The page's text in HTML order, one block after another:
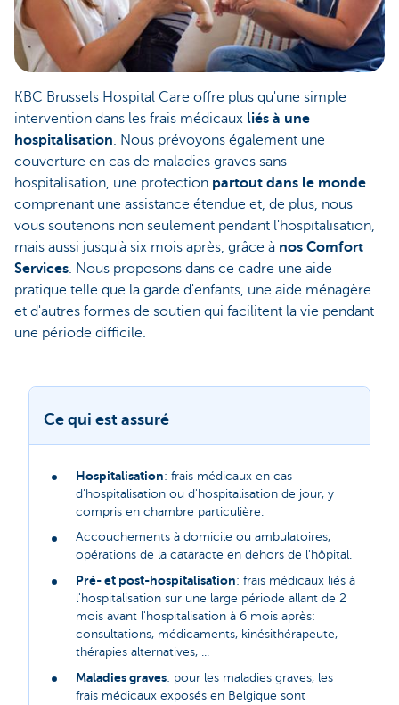
KBC Brussels Hospital Care offre plus qu'une simple
intervention dans les frais médicaux liés à une
hospitalisation. Nous prévoyons également une
couverture en cas de maladies graves sans
hospitalisation, une protection partout dans le monde
comprenant une assistance étendue et, de plus, nous
vous soutenons non seulement pendant l'hospitalisation,
mais aussi jusqu'à six mois après, grâce à nos Comfort
Services. Nous proposons dans ce cadre une aide
pratique telle que la garde d'enfants, une aide ménagère
et d'autres formes de soutien qui facilitent la vie pendant
une période difficile.
Ce qui est assuré
Hospitalisation: frais médicaux en cas
d'hospitalisation ou d'hospitalisation de jour, y
compris en chambre particulière.
Accouchements à domicile ou ambulatoires,
opérations de la cataracte en dehors de l'hôpital.
Pré- et post-hospitalisation: frais médicaux liés à
l'hospitalisation sur une large période allant de 2
mois avant l'hospitalisation à 6 mois après:
consultations, médicaments, kinésithérapeute,
thérapies alternatives, ...
Maladies graves: pour les maladies graves, les
frais médicaux exposés en Belgique sont